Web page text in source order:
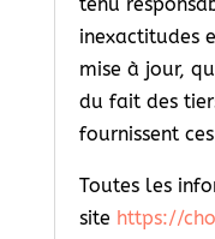
inexactitudes
mise à jour,
du fait des
fournissent
Toutes les
site https://